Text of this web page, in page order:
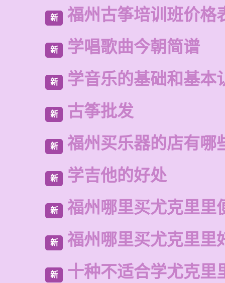
新 福州古筝培训班价格
新 学唱歌曲今朝简谱
新 学音乐的基础和基本
新 古筝批发
新 福州买乐器的店有哪
新 学吉他的好处
新 福州哪里买尤克里里
新 福州哪里买尤克里里
新 十种不适合学尤克里